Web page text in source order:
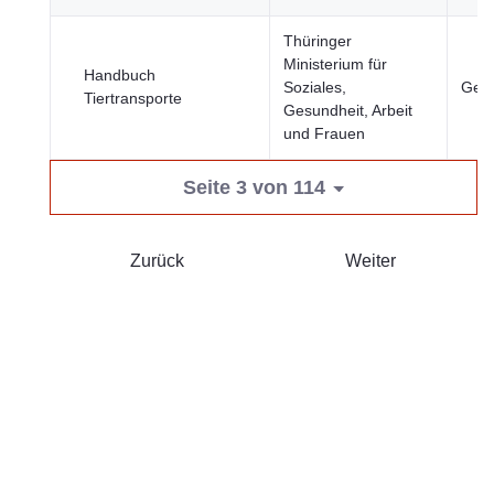
Handbuch
Tiertransporte
Thüringer
Ministerium für
Soziales,
Gesundheit, Arbeit
und Frauen
Seite 3 von 114
Zurück Weiter